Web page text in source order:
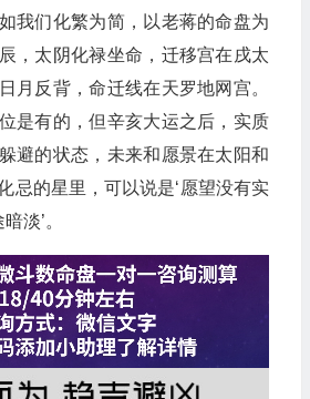
我们化繁为简，以老蒋的命盘为
，太阴化禄坐命，迁移宫在戌太
月反背，命迁线在天罗地网宫。
是有的，但辛亥大运之后，实质
避的状态，未来和愿景在太阳和
忌的星里，可以说是‘愿望没有实
淡’。